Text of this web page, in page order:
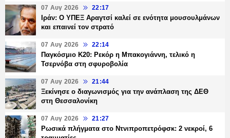
07 Αυγ 2026 22:17
Ιράν: Ο ΥΠΕΞ Αραγτσί καλεί σε ενότητα μουσουλμάνων
και επαινεί τον στρατό
07 Αυγ 2026 22:14
Παγκόσμιο Κ20: Ρεκόρ η Μπακογιάννη, τελικό η
Τσερνόβα στη σφυροβολία
07 Αυγ 2026 21:44
Ξεκίνησε ο διαγωνισμός για την ανάπλαση της ΔΕΘ
στη Θεσσαλονίκη
07 Αυγ 2026 21:27
Ρωσικά πλήγματα στο Ντνιπροπετρόφσκ: 2 νεκροί, 6